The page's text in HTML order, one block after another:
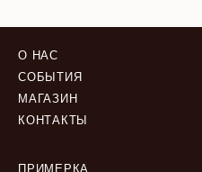
О НАС
СОБЫТИЯ
МАГАЗИН
КОНТАКТЫ
ПРИМЕРКА